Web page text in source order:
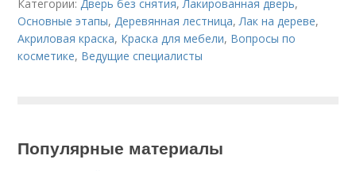
Категории:Дверь без снятия,Лакированная дверь,
Основные этапы,Деревянная лестница,Лак на дереве,
Акриловая краска, Краска для мебели, Вопросы по
косметике, Ведущие специалисты
Популярные материалы